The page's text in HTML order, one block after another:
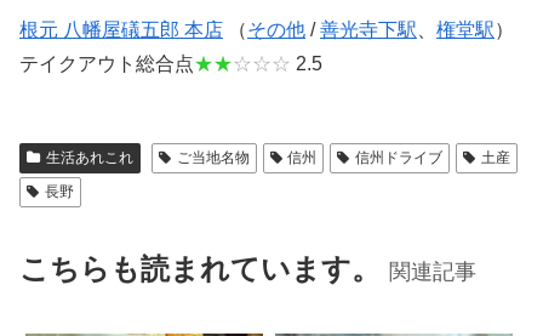
根元 八幡屋礒五郎 本店 （その他 /善光寺下駅 権堂駅）
テイクアウト総合点★★☆☆☆ 2.5
生活あれこれ ご当地名物 信州 信州ドライブ
土産
長野
こちらも読まれています。 関連記事